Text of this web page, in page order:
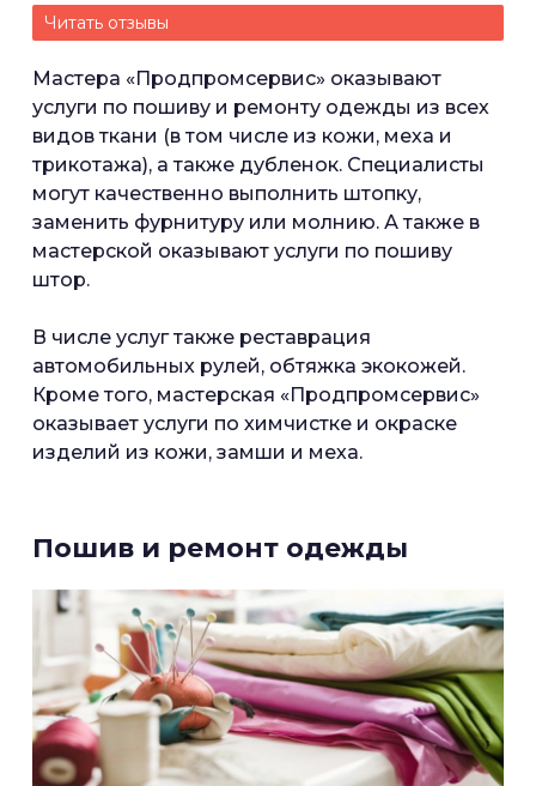
Читать отзывы
Мастера «Продпромсервис» оказывают
услуги по пошиву и ремонту одежды из всех
видов ткани (в том числе из кожи, меха и
трикотажа), а также дубленок. Специалисты
могут качественно выполнить штопку,
заменить фурнитуру или молнию. А также в
мастерской оказывают услуги по пошиву
штор.
В числе услуг также реставрация
автомобильных рулей, обтяжка экокожей.
Кроме того, мастерская «Продпромсервис»
оказывает услуги по химчистке и окраске
изделий из кожи, замши и меха.
Пошив и ремонт одежды